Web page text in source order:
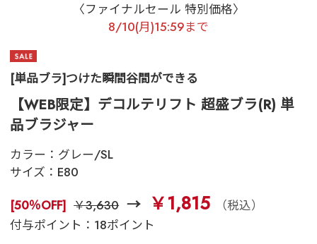
〈ファイナルセール 特別価格〉
8/10(月)15:59まで
[単品ブラ]つけた瞬間谷間ができる
【WEB限定】デコルテリフト 超盛ブラ(R) 単
品ブラジャー
カラー： グレー/SL
サイズ： E80
[50％OFF] ￥3,630 ￥1,815
（税込）
付与ポイント：18ポイント